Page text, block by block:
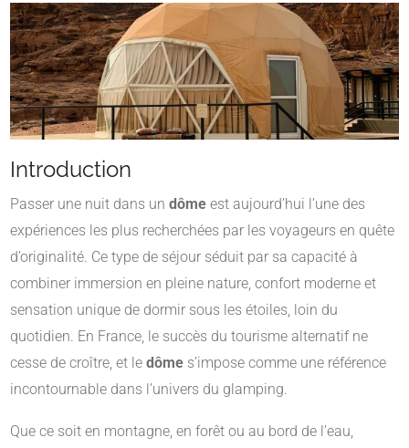
Introduction
Passer une nuit dans un dôme est aujourd’hui l’une des
expériences les plus recherchées par les voyageurs en quête
d’originalité. Ce type de séjour séduit par sa capacité à
combiner immersion en pleine nature, confort moderne et
sensation unique de dormir sous les étoiles, loin du
quotidien. En France, le succès du tourisme alternatif ne
cesse de croître, et le dôme s’impose comme une référence
incontournable dans l’univers du glamping.
Que ce soit en montagne, en forêt ou au bord de l’eau,